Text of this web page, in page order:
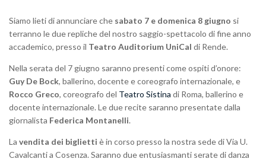
Siamo lieti di annunciare che sabato 7 e domenica 8 giugno si
terranno le due repliche del nostro saggio-spettacolo di fine anno
accademico, presso il Teatro Auditorium UniCal di Rende.
Nella serata del 7 giugno saranno presenti come ospiti d’onore:
Guy De Bock, ballerino, docente e coreografo internazionale, e
Rocco Greco, coreografo del Teatro Sistina di Roma, ballerino e
docente internazionale. Le due recite saranno presentate dalla
giornalista Federica Montanelli.
La vendita dei biglietti è in corso presso la nostra sede di Via U.
Cavalcanti a Cosenza. Saranno due entusiasmanti serate di danza